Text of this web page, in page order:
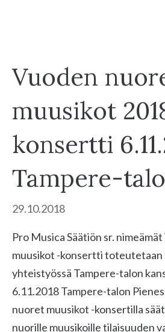
Vuoden
muusikot
konsertti
Tampere-
29.10.2018
Pro Musica Säätiön sr.
muusikot -konsertti toteutetaan
yhteistyössä Tampere-talon
6.11.2018 Tampere-talon
nuoret muusikot -konsertilla
nuorille muusikoille tilaisuuden